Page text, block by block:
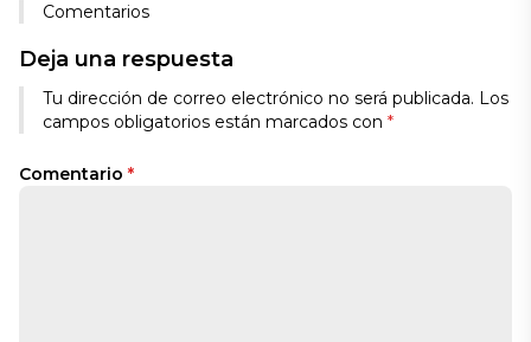
Comentarios
Deja una respuesta
Tu dirección de correo electrónico no será publicada. Los
campos obligatorios están marcados con *
Comentario *